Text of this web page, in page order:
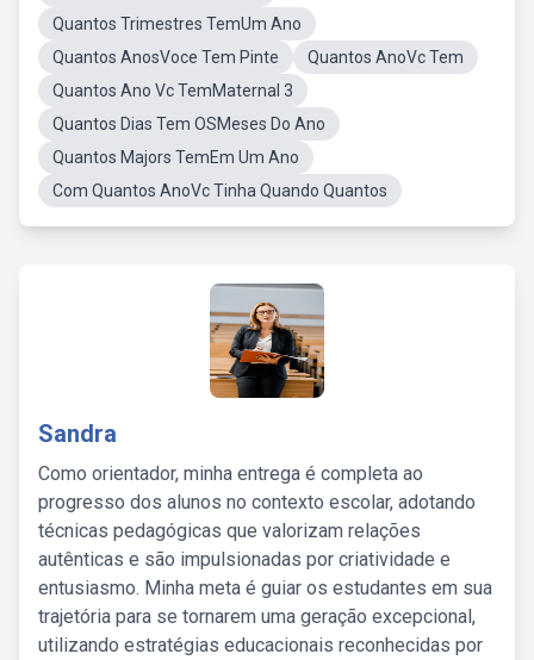
Quantos Trimestres TemUm Ano
Quantos AnosVoce Tem Pinte
Quantos AnoVc Tem
Quantos Ano Vc TemMaternal 3
Quantos Dias Tem OSMeses Do Ano
Quantos Majors TemEm Um Ano
Com Quantos AnoVc Tinha Quando Quantos
Sandra
Como orientador, minha entrega é completa ao
progresso dos alunos no contexto escolar, adotando
técnicas pedagógicas que valorizam relações
autênticas e são impulsionadas por criatividade e
entusiasmo. Minha meta é guiar os estudantes em sua
trajetória para se tornarem uma geração excepcional,
utilizando estratégias educacionais reconhecidas por